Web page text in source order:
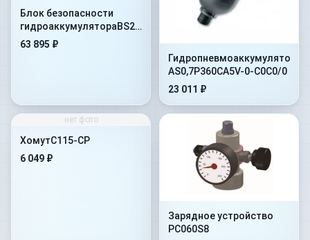
Блок безопасности
гидроаккумулятораBS25MP170A9G6-
CP
63 895 ₽
Гидропневмоаккумулятор
AS0,7P360CA5V-0-C0C0/0
23 011 ₽
нет фото
ХомутC115-CP
6 049 ₽
Зарядное устройство
PC060S8